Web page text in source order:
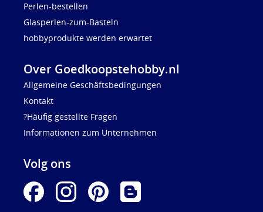
Perlen-bestellen
Glasperlen-zum-Basteln
hobbyprodukte werden erwartet
Over Goedkoopstehobby.nl
Allgemeine Geschäftsbedingungen
Kontakt
?Häufig gestellte Fragen
Informationen zum Unternehmen
Volg ons